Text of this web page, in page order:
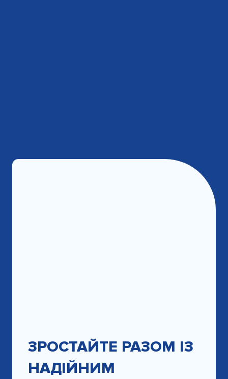
ЗРОСТАЙТЕ РАЗОМ ІЗ
НАДІЙНИМ